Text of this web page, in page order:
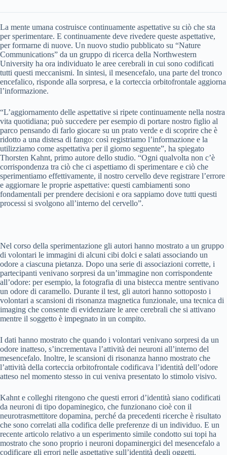
La mente umana costruisce continuamente aspettative su ciò che sta
per sperimentare. E continuamente deve rivedere queste aspettative,
per formarne di nuove. Un nuovo studio pubblicato su “Nature
Communications” da un gruppo di ricerca della Northwestern
University ha ora individuato le aree cerebrali in cui sono codificati
tutti questi meccanismi. In sintesi, il mesencefalo, una parte del tronco
encefalico, risponde alla sorpresa, e la corteccia orbitofrontale aggiorna
l’informazione.
“L’aggiornamento delle aspettative si ripete continuamente nella nostra
vita quotidiana; può succedere per esempio di portare nostro figlio al
parco pensando di farlo giocare su un prato verde e di scoprire che è
ridotto a una distesa di fango: così registriamo l’informazione e la
utilizziamo come aspettativa per il giorno seguente”, ha spiegato
Thorsten Kahnt, primo autore dello studio. “Ogni qualvolta non c’è
corrispondenza tra ciò che ci aspettiamo di sperimentare e ciò che
sperimentiamo effettivamente, il nostro cervello deve registrare l’errore
e aggiornare le proprie aspettative: questi cambiamenti sono
fondamentali per prendere decisioni e ora sappiamo dove tutti questi
processi si svolgono all’interno del cervello”.
Nel corso della sperimentazione gli autori hanno mostrato a un gruppo
di volontari le immagini di alcuni cibi dolci e salati associando un
odore a ciascuna pietanza. Dopo una serie di associazioni corrette, i
partecipanti venivano sorpresi da un’immagine non corrispondente
all’odore: per esempio, la fotografia di una bistecca mentre sentivano
un odore di caramello. Durante il test, gli autori hanno sottoposto i
volontari a scansioni di risonanza magnetica funzionale, una tecnica di
imaging che consente di evidenziare le aree cerebrali che si attivano
mentre il soggetto è impegnato in un compito.
I dati hanno mostrato che quando i volontari venivano sorpresi da un
odore inatteso, s’incrementava l’attività dei neuroni all’interno del
mesencefalo. Inoltre, le scansioni di risonanza hanno mostrato che
l’attività della corteccia orbitofrontale codificava l’identità dell’odore
atteso nel momento stesso in cui veniva presentato lo stimolo visivo.
Kahnt e colleghi ritengono che questi errori d’identità siano codificati
da neuroni di tipo dopaminegico, che funzionano cioè con il
neurotrasmettitore dopamina, perché da precedenti ricerche è risultato
che sono correlati alla codifica delle preferenze di un individuo. E un
recente articolo relativo a un esperimento simile condotto sui topi ha
mostrato che sono proprio i neuroni dopaminergici del mesencefalo a
codificare gli errori nelle aspettative sull’identità degli oggetti.